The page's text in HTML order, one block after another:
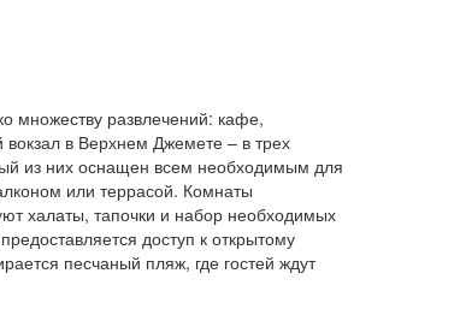
множеству развлечений: кафе,
вокзал в Верхнем Джемете – в трех
из них оснащен всем необходимым для
или террасой. Комнаты
халаты, тапочки и набор необходимых
доступ к открытому
песчаный пляж, где гостей ждут